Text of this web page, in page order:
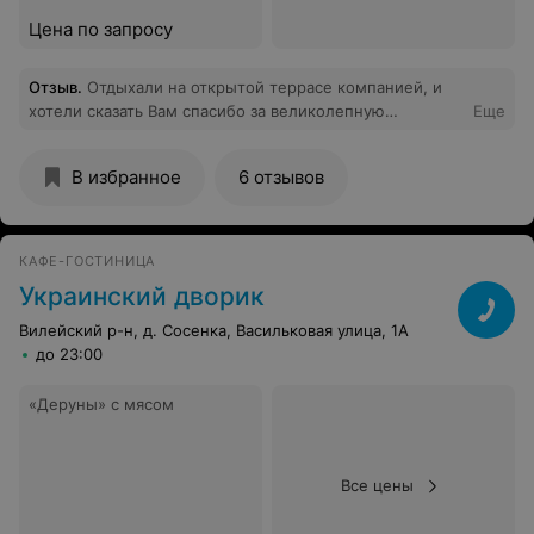
Цена по запросу
Отзыв. Отдыхали на открытой террасе компанией, и
хотели сказать Вам спасибо за великолепную
гостях.
Еще
В избранное 6 отзывов
КАФЕ-ГОСТИНИЦА
Украинский дворик
Вилейский р-н, д. Сосенка, Васильковая улица, 1А
до 23:00
«Деруны» с мясом
Все цены